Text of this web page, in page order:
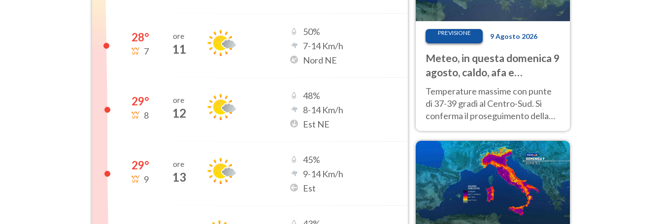
28°
7
ore
11
50%
7-14Km/h
Nord NE
29°
8
ore
12
48%
8-14Km/h
Est NE
29°
9
ore
13
45%
9-14Km/h
Est
PREVISIONE 9 Agosto 2026
Meteo, in questa domenica 9
agosto, caldo, afa e
temporali di calore
Temperature massime con punte
di 37-39 gradi al Centro-Sud. Si
conferma il proseguimento della
weekend di Ferragosto